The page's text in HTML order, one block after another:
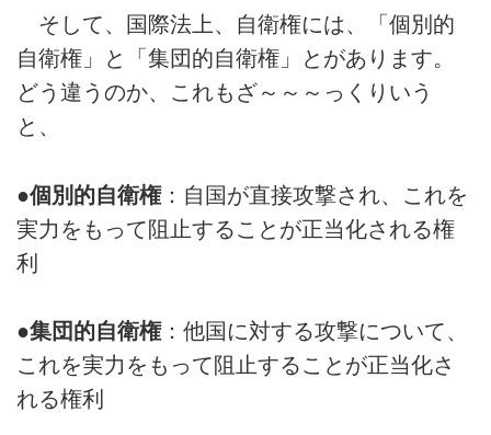
そして、国際法上、自衛権には、「個別的
自衛権」と「集団的自衛権」とがあります。
どう違うのか、これもざ～～～っくりいう
と、
●個別的自衛権：自国が直接攻撃され、これを
実力をもって阻止することが正当化される権
利
●集団的自衛権：他国に対する攻撃について、
これを実力をもって阻止することが正当化さ
れる権利